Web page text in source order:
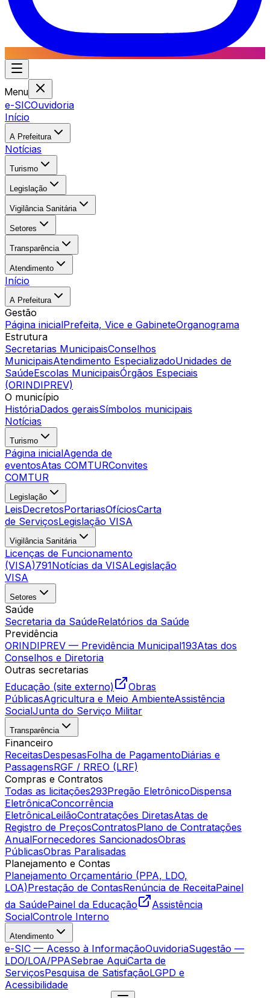
Menu
e-SICOuvidoria
Início
A Prefeitura
Notícias
Turismo
Legislação
Vigilância Sanitária
Setores
Transparência
Atendimento
Início
A Prefeitura
Gestão
Página inicialPrefeita, Vice e GabineteOrganograma
Estrutura
Secretarias MunicipaisConselhos
MunicipaisAtendimento EspecializadoUnidades de
SaúdeEscolas MunicipaisÓrgãos Especiais
(ORINDIPREV)
O município
HistóriaDados geraisSímbolos municipais
Notícias
Turismo
Página inicialAgenda de
eventosAtas COMTURConvites
COMTUR
Legislação
LeisDecretosPortariasOfíciosCarta
de ServiçosLegislação VISA
Vigilância Sanitária
Licenças de Funcionamento
(VISA)791Notícias da VISALegislação
VISA
Setores
Saúde
Secretaria da SaúdeRelatórios da Saúde
Previdência
ORINDIPREV — Previdência Municipal193Atas dos
Conselhos e Diretoria
Outras secretarias
Educação (site externo)
Obras
PúblicasAgricultura e Meio AmbienteAssistência
SocialJunta do Serviço Militar
Transparência
Financeiro
ReceitasDespesasFolha de PagamentoDiárias e
PassagensRGF / RREO (LRF)
Compras e Contratos
Todas as licitações293Pregão EletrônicoDispensa
EletrônicaConcorrência
EletrônicaLeilãoContratações DiretasAtas de
Registro de PreçosContratosPlano de Contratações
AnualFornecedores SancionadosObras
PúblicasObras Paralisadas
Planejamento e Contas
Planejamento Orçamentário (PPA, LDO,
LOA)Prestação de ContasRenúncia de ReceitaPainel
da SaúdePainel da Educação
Assistência
SocialControle Interno
Atendimento
e-SIC — Acesso à InformaçãoOuvidoriaSugestão —
LDO/LOA/PPASebrae AquiCarta de
ServiçosPesquisa de SatisfaçãoLGPD e
Acessibilidade